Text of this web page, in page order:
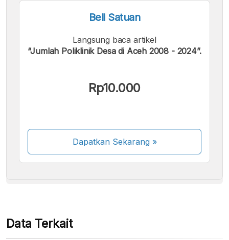
Beli Satuan
Langsung baca artikel
“Jumlah Poliklinik Desa di Aceh 2008 - 2024”.
Rp10.000
Dapatkan Sekarang»
Beberapa metode pembayaran masih dalam
Data Terkait